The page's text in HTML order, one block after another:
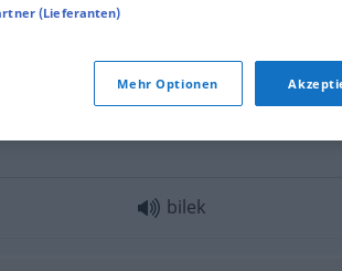
bilek
(Lieferanten)
Mehr Optionen